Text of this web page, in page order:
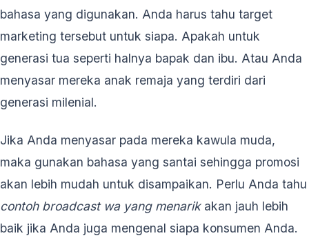
bahasa yang digunakan. Anda harus tahu target
marketing tersebut untuk siapa. Apakah untuk
generasi tua seperti halnya bapak dan ibu. Atau Anda
menyasar mereka anak remaja yang terdiri dari
generasi milenial.
Jika Anda menyasar pada mereka kawula muda,
maka gunakan bahasa yang santai sehingga promosi
akan lebih mudah untuk disampaikan. Perlu Anda tahu
contoh broadcast wa yang menarikakan jauh lebih
baik jika Anda juga mengenal siapa konsumen Anda.